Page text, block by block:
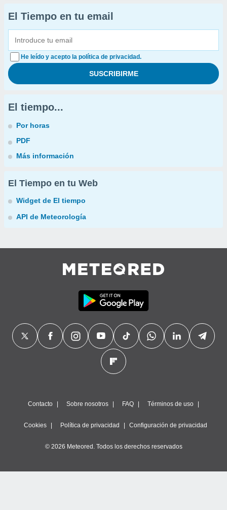
El Tiempo en tu email
He leído y acepto la política de privacidad.
El tiempo...
Por horas
PDF
Más información
El Tiempo en tu Web
Widget de El tiempo
API de Meteorología
Contacto Sobre nosotros FAQ Términos de uso
Cookies Política de privacidad Configuración de privacidad
© 2026 Meteored. Todos los derechos reservados